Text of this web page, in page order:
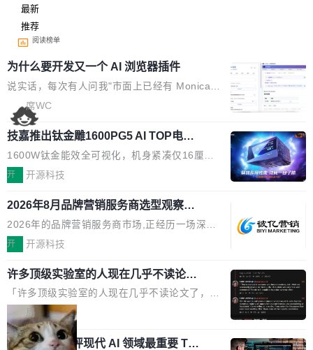
最新
推荐
阅读榜单
为什么要开发又一个 AI 浏览器插件
说实话，每次有人问我"市面上已经有 Monica、
Sider、Copilot for Chrome 这些 AI 浏览器插件
了，你为什么还要再做一个"，我都觉得这个问题
问得好。 因为我自己也是从用户变成开发者的。
现有产品的天花板 我用过不少 AI 浏览器插件。
刚开始觉得都挺好——选中一段文字，弹出解
要。但用久了你会发现，它们本质上都是同一类
东西：一个带网页上下文的聊天框。 它们能读取
页面的文本，然后把文本丢给大模型，再返回一
段回答。仅此而已。 这当然有用，但总觉得差点
意思。比如我在一个后台管理系统里，需要填50
个表单字段，每个字段还有联动逻辑；比如我
想...
席WC
技嘉推出钛金雕1600PG5 AI TOP电
源：为发烧级主机与本地AI算力打造旗
舰供电方案
1600W钛金能效全可视化，机身紧凑仅16厘米
继2026台北电脑展首度亮相后，技嘉科技近日正
电源专为发烧级DIY主机与本地AI算力平台打
造，整机长度仅16厘米，提供1600W额定功率
与80PLUS钛金能效；支持ATX 3.1与PCIe 5.1
规范，结合服务器级元件、完善供电线材与内置
实时LCD监控屏，可充分满足当下高阶PC主机
的严苛使用需求。 澎湃功率，紧凑机身 钛金雕1
600PG5 AI TOP具备强悍输出功率，同时实现
机身尺寸大幅精简。整机长度仅16厘米，属于同
功率段机身尺寸十分紧凑的1600W电源产品。小
开 开源科技
2026年8月品牌营销服务商选型观察：
从流量思维到品牌资产思维的范式转移
2026年的品牌营销服务商市场,正经历一场深刻
的价值重构。全球全案品牌代理机构市场从2025
复合增长率达5.44%,预计2032年将突破120亿美
元。数字广告与公共关系相关服务市场更是从20
25年的8463亿美元扩张至2026年的8763亿美
元。数字的背后是一个清晰的事实——品牌对专
业化营销服务的需求从未如此迫切。 但市场扩容
开 开源科技
许多顶级实验室的人现在几乎不读论文
了
「许多顶级实验室的人现在几乎不读论文了，而
且他们认为 ICLR/ICML/NeurIPS 充斥着大量过
度宣传和欺诈。」 OpenAI 研究员 Keller Jorda
n 这条推文引发了广泛讨论。他不是在说风凉
局
xAI 前工程师评现代 AI 领域最重要 Top